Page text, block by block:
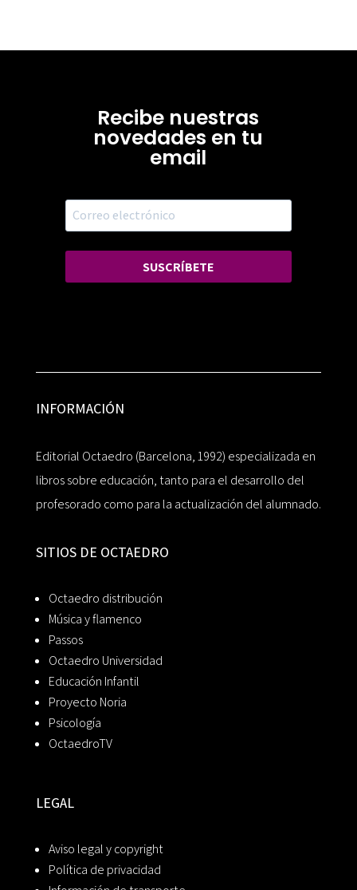
Recibe nuestras
novedades en tu
email
SUSCRÍBETE
INFORMACIÓN
Editorial Octaedro (Barcelona, 1992) especializada en
libros sobre educación, tanto para el desarrollo del
profesorado como para la actualización del alumnado.
SITIOS DE OCTAEDRO
Octaedro distribución
Música y flamenco
Passos
Octaedro Universidad
Educación Infantil
Proyecto Noria
Psicología
OctaedroTV
LEGAL
Aviso legal y copyright
Política de privacidad